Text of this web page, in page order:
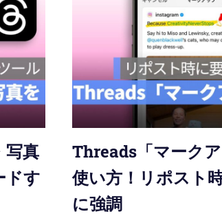
写真
ドす
Threads「マーク
使い方！リポスト
に強調